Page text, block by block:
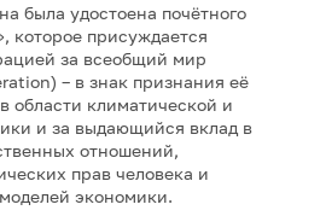
была удостоена почётного
которое присуждается
за всеобщий мир
– в знак признания её
области климатической и
и за выдающийся вклад в
отношений,
прав человека и
экономики.